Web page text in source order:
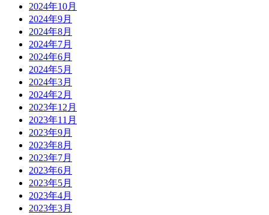
2024年10月
2024年9月
2024年8月
2024年7月
2024年6月
2024年5月
2024年3月
2024年2月
2023年12月
2023年11月
2023年9月
2023年8月
2023年7月
2023年6月
2023年5月
2023年4月
2023年3月